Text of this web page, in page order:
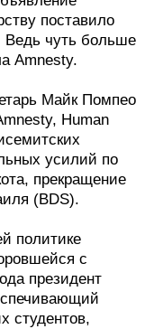
поставило
Ведь чуть больше
Amnesty.
Майк Помпео
Human
усилий по
прекращение
(BDS).
политике
с
президент
студентов,